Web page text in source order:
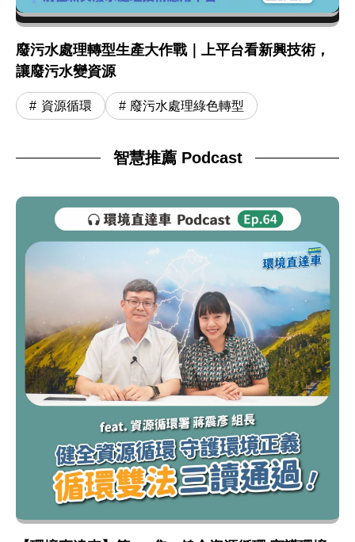
廢污水處理轉型生產大作戰｜上平台看新興技術，
讓廢污水變資源
資源循環 廢污水處理綠色轉型
智慧推薦 Podcast